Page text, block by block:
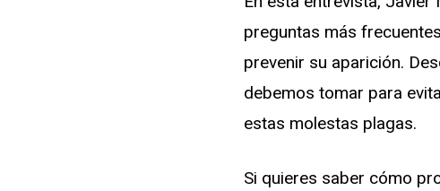
preguntas más
prevenir su aparición.
debemos tomar para
estas molestas plagas.
Si quieres saber cómo